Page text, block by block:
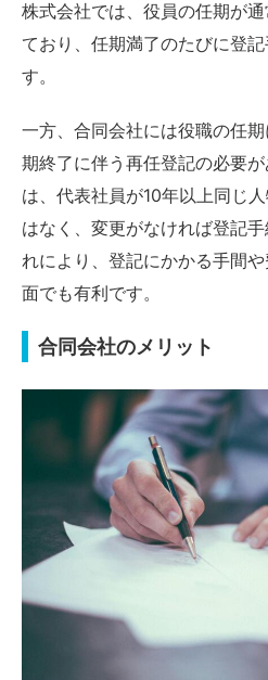
株式会社では、役員の任期が
ており、任期満了のたびに登
す。
一方、合同会社には役職の任
期終了に伴う再任登記の必要
は、代表社員が10年以上同じ
はなく、変更がなければ登記
れにより、登記にかかる手間
面でも有利です。
合同会社のメリット